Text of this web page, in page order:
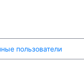
пользователи